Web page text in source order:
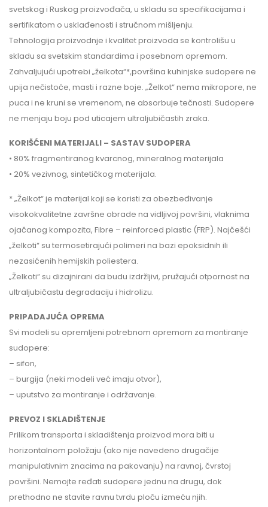
svetskog i Ruskog proizvođača, u skladu sa specifikacijama i
sertifikatom o usklađenosti i stručnom mišljenju.
Tehnologija proizvodnje i kvalitet proizvoda se kontrolišu u
skladu sa svetskim standardima i posebnom opremom.
Zahvaljujući upotrebi „želkota“*,površina kuhinjske sudopere ne
upija nečistoće, masti i razne boje. „Želkot“ nema mikropore, ne
puca i ne kruni se vremenom, ne absorbuje tečnosti. Sudopere
ne menjaju boju pod uticajem ultraljubičastih zraka.
KORIŠĆENI MATERIJALI – SASTAV SUDOPERA
• 80% fragmentiranog kvarcnog, mineralnog materijala
• 20% vezivnog, sintetičkog materijala.
* „Želkot“ je materijal koji se koristi za obezbeđivanje
visokokvalitetne završne obrade na vidljivoj površini, vlaknima
ojačanog kompozita, Fibre – reinforced plastic (FRP). Najčešći
„želkoti“ su termosetirajući polimeri na bazi epoksidnih ili
nezasićenih hemijskih poliestera.
„Želkoti“ su dizajnirani da budu izdržljivi, pružajući otpornost na
ultraljubičastu degradaciju i hidrolizu.
PRIPADAJUĆA OPREMA
Svi modeli su opremljeni potrebnom opremom za montiranje
sudopere:
– sifon,
– burgija (neki modeli već imaju otvor),
– uputstvo za montiranje i održavanje.
PREVOZ I SKLADIŠTENJE
Prilikom transporta i skladištenja proizvod mora biti u
horizontalnom položaju (ako nije navedeno drugačije
manipulativnim znacima na pakovanju) na ravnoj, čvrstoj
površini. Nemojte ređati sudopere jednu na drugu, dok
prethodno ne stavite ravnu tvrdu ploču izmeću njih.